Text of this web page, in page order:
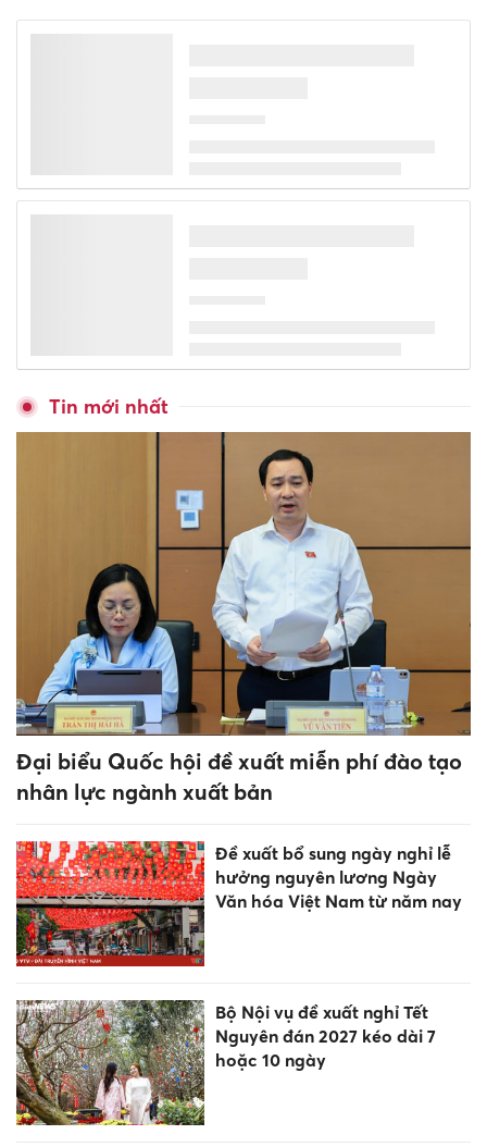
Tin mới nhất
Đại biểu Quốc hội đề xuất miễn phí đào tạo
nhân lực ngành xuất bản
Đề xuất bổ sung ngày nghỉ lễ
hưởng nguyên lương Ngày
Văn hóa Việt Nam từ năm nay
Bộ Nội vụ đề xuất nghỉ Tết
Nguyên đán 2027 kéo dài 7
hoặc 10 ngày